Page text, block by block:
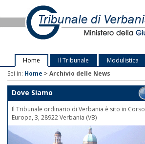
Home Il Tribunale Modulistica
Sei in: Home > Archivio delle News
Dove Siamo
Il Tribunale ordinario di Verbania è sito in Corso
Europa, 3, 28922 Verbania (VB)